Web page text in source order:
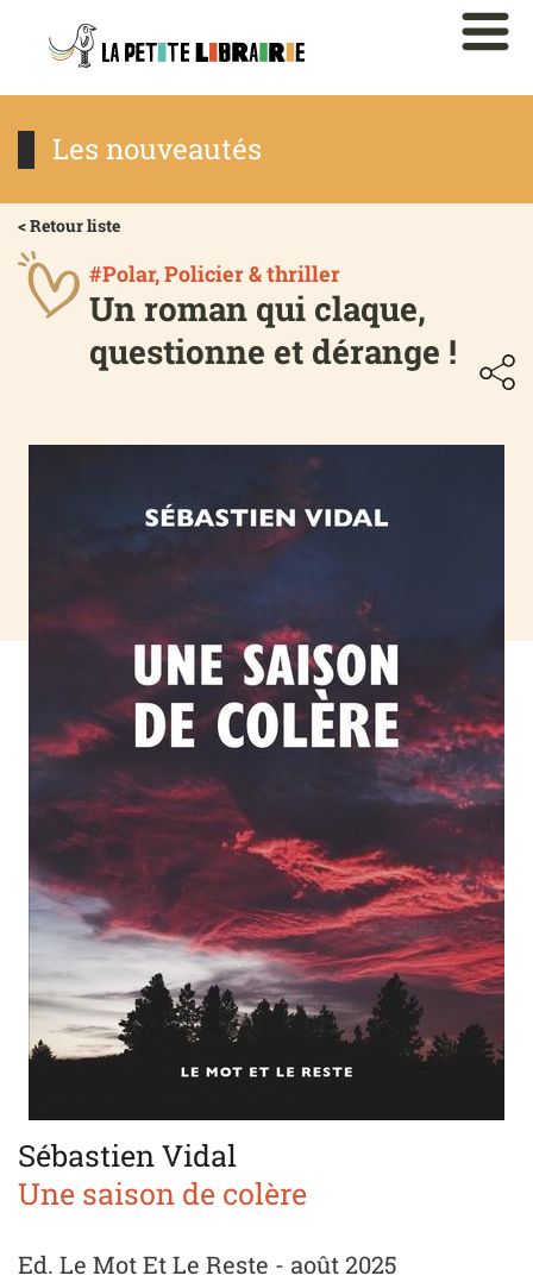
Les nouveautés
< Retour liste
#Polar, Policier & thriller
Un roman qui claque,
questionne et dérange !
Sébastien Vidal
Une saison de colère
Ed. Le Mot Et Le Reste - août 2025